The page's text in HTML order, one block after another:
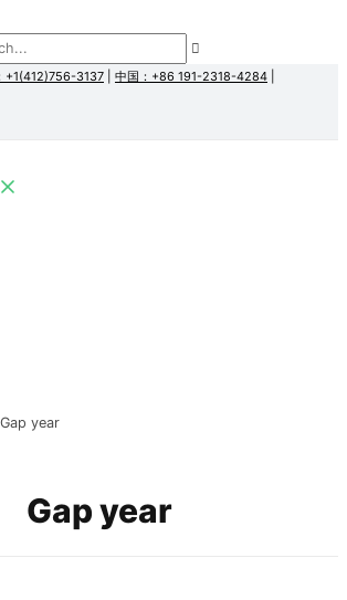
+1(412)756-3137 中国：+86 191-2318-4284
Gap year
Gap year